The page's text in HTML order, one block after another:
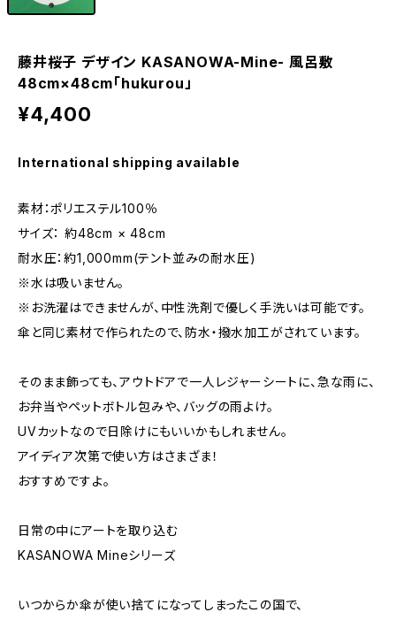
藤井桜子 デザイン KASANOWA-Mine- 風呂敷
48cm×48cm「hukurou」
¥4,400
International shipping available
素材：ポリエステル100％
サイズ： 約48cm × 48cm
耐水圧：約1,000mm(テント並みの耐水圧)
※水は吸いません。
※お洗濯はできませんが、中性洗剤で優しく手洗いは可能です。
傘と同じ素材で作られたので、防水・撥水加工がされています。
そのまま飾っても、アウトドアで一人レジャーシートに、急な雨に、
お弁当やペットボトル包みや、バッグの雨よけ。
UVカットなので日除けにもいいかもしれません。
アイディア次第で使い方はさまざま！
おすすめですよ。
日常の中にアートを取り込む
KASANOWA Mineシリーズ
いつからか傘が使い捨てになってしまったこの国で、